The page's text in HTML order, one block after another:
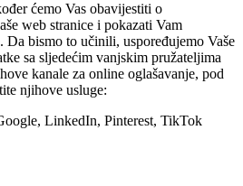
ćemo Vas obavijestiti o
web stranice i pokazati Vam
Da bismo to učinili, uspoređujemo Vaše
sa sljedećim vanjskim pružateljima
kanale za online oglašavanje, pod
njihove usluge:
LinkedIn, Pinterest, TikTok